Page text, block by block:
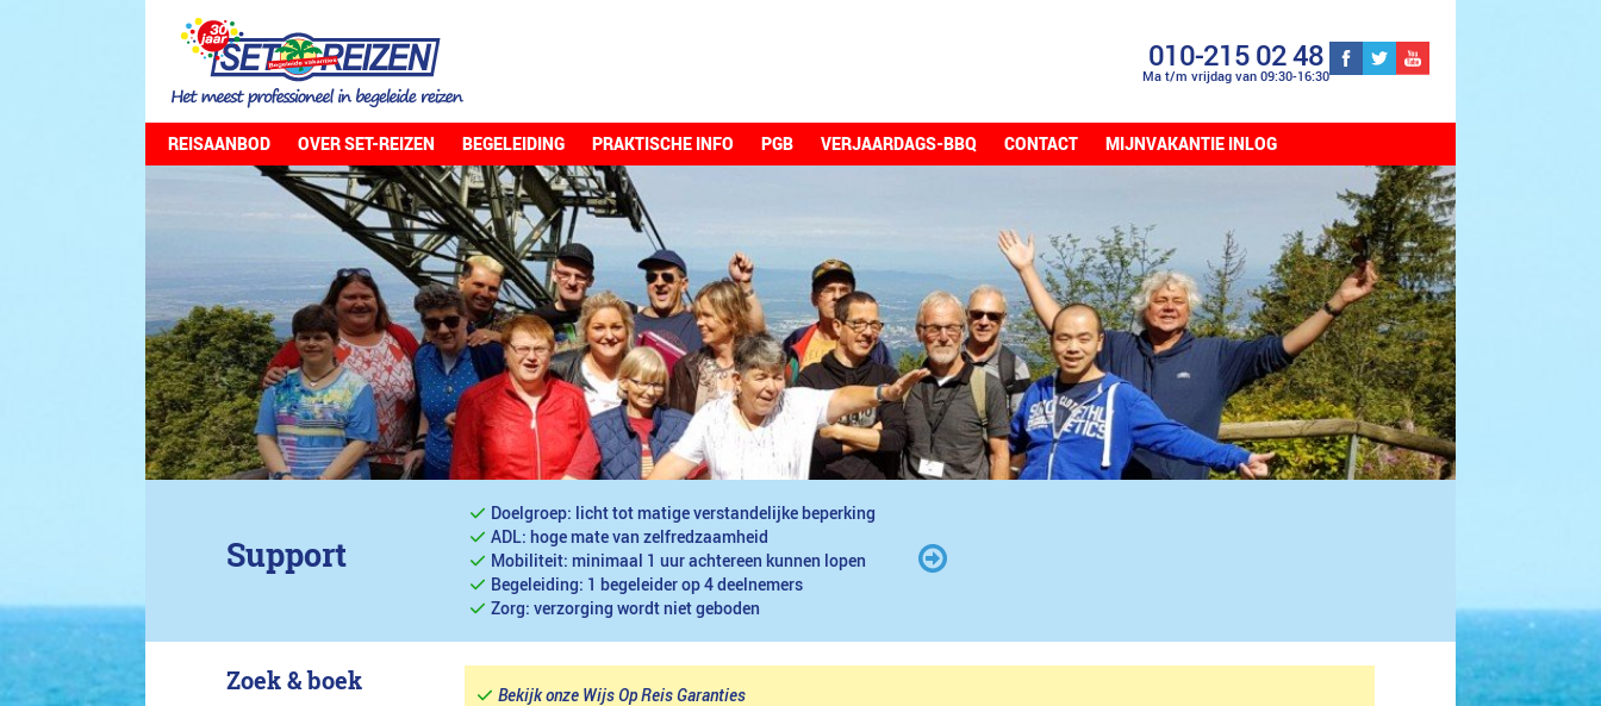
010-215 02 48
Ma t/m vrijdag van 09:30-16:30
REISAANBOD OVER SET-REIZEN BEGELEIDING PRAKTISCHE INFO PGB VERJAARDAGS-BBQ CONTACT MIJNVAKANTIE INLOG
Support
Doelgroep: licht tot matige verstandelijke beperking
ADL: hoge mate van zelfredzaamheid
Mobiliteit: minimaal 1 uur achtereen kunnen lopen
Begeleiding: 1 begeleider op 4 deelnemers
Zorg: verzorging wordt niet geboden
Zoek & boek
Bekijk onze Wijs Op Reis Garanties